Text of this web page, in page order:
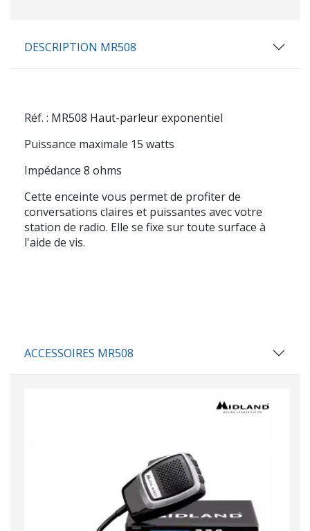
DESCRIPTION MR508
Réf. : MR508 Haut-parleur exponentiel
Puissance maximale 15 watts
Impédance 8 ohms
Cette enceinte vous permet de profiter de
conversations claires et puissantes avec votre
station de radio. Elle se fixe sur toute surface à
l'aide de vis.
ACCESSOIRES MR508